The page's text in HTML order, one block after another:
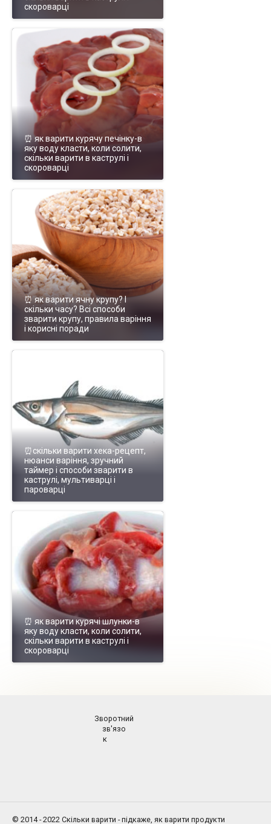
скороварці
⏰ як варити курячу печінку-в
яку воду класти, коли солити,
скільки варити в каструлі і
скороварці
⏰ як варити ячну крупу? І
скільки часу? Всі способи
зварити крупу, правила варіння
і корисні поради
⏰скільки варити хека-рецепт,
нюанси варіння, зручний
таймер і способи зварити в
каструлі, мультиварці і
пароварці
⏰ як варити курячі шлунки-в
яку воду класти, коли солити,
скільки варити в каструлі і
скороварці
Зворотний
зв'язо
к
© 2014 - 2022 Скільки варити - підкаже, як варити продукти